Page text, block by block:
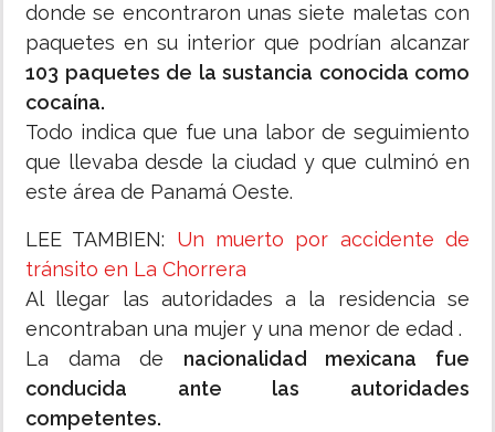
donde se encontraron unas siete maletas con
paquetes en su interior que podrían alcanzar
103 paquetes de la sustancia conocida como
cocaína.
Todo indica que fue una labor de seguimiento
que llevaba desde la ciudad y que culminó en
este área de Panamá Oeste.
LEE TAMBIEN: Un muerto por accidente de
tránsito en La Chorrera
Al llegar las autoridades a la residencia se
encontraban una mujer y una menor de edad .
La dama de nacionalidad mexicana fue
conducida ante las autoridades
competentes.